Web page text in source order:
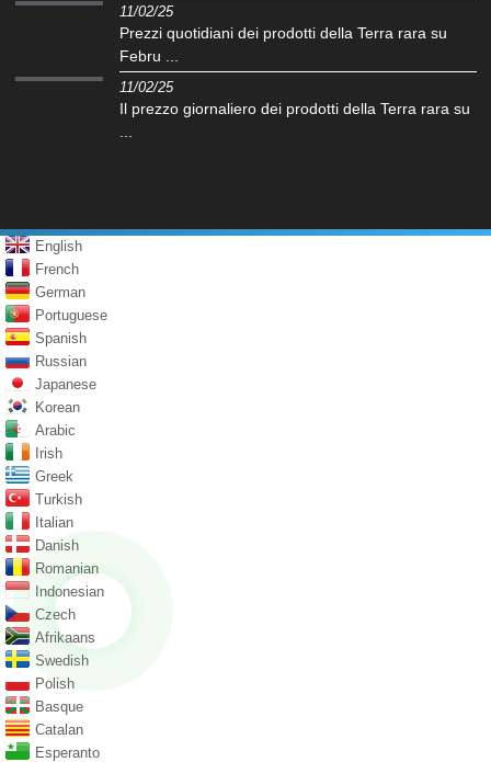
11/02/25
Prezzi quotidiani dei prodotti della Terra rara su
Febru ...
11/02/25
Il prezzo giornaliero dei prodotti della Terra rara su
...
English
French
German
Portuguese
Spanish
Russian
Japanese
Korean
Arabic
Irish
Greek
Turkish
Italian
Danish
Romanian
Indonesian
Czech
Afrikaans
Swedish
Polish
Basque
Catalan
Esperanto